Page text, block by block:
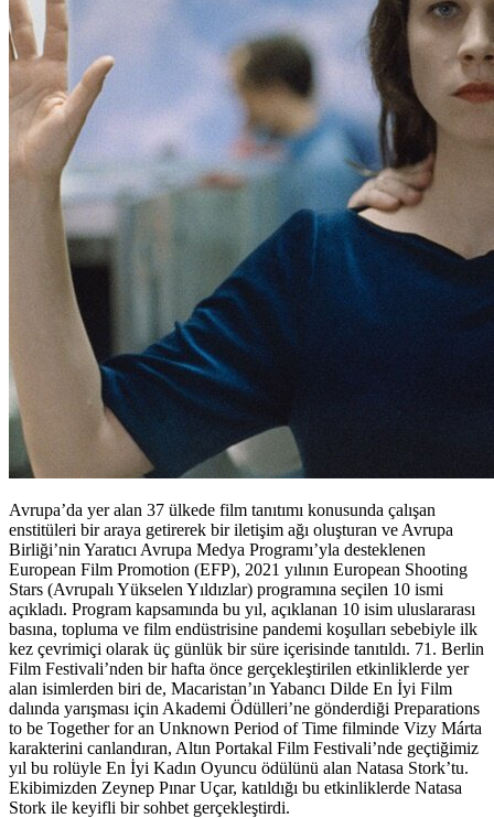
Avrupa’da yer alan 37 ülkede film tanıtımı konusunda çalışan
enstitüleri bir araya getirerek bir iletişim ağı oluşturan ve Avrupa
Birliği’nin Yaratıcı Avrupa Medya Programı’yla desteklenen
European Film Promotion (EFP), 2021 yılının European Shooting
Stars (Avrupalı Yükselen Yıldızlar) programına seçilen 10 ismi
açıkladı. Program kapsamında bu yıl, açıklanan 10 isim uluslararası
basına, topluma ve film endüstrisine pandemi koşulları sebebiyle ilk
kez çevrimiçi olarak üç günlük bir süre içerisinde tanıtıldı. 71. Berlin
Film Festivali’nden bir hafta önce gerçekleştirilen etkinliklerde yer
alan isimlerden biri de, Macaristan’ın Yabancı Dilde En İyi Film
dalında yarışması için Akademi Ödülleri’ne gönderdiği Preparations
to be Together for an Unknown Period of Time filminde Vizy Márta
karakterini canlandıran, Altın Portakal Film Festivali’nde geçtiğimiz
yıl bu rolüyle En İyi Kadın Oyuncu ödülünü alan Natasa Stork’tu.
Ekibimizden Zeynep Pınar Uçar, katıldığı bu etkinliklerde Natasa
Stork ile keyifli bir sohbet gerçekleştirdi.